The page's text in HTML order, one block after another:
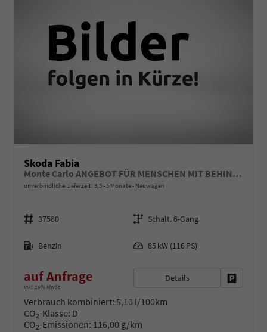
Skoda Fabia
Monte Carlo ANGEBOT FÜR MENSCHEN MIT BEHINDERUNG AB 50%! 1.0 TSI 116PS, 16" Alu, METALLIC/Dach Schwarz, Bi-LED-Scheinwerfer, Parksensoren vo/hi, Rückfahrkamera, Kessy, Climatronic, SunSet, Sport-M-Lederlenkrad beheizt, Infotainment 8", Smart Link, NSW, Sitzheizung,
unverbindliche Lieferzeit: 3,5 - 5 Monate Neuwagen
Fahrzeugnr.
37580
Getriebe
Schalt. 6-Gang
Kraftstoff
Benzin 85 kW (116 PS)
auf Anfrage
inkl. 19% MwSt.
Details
Verbrauch kombiniert: 5,10 l/100km
CO2-Klasse: D
CO2-Emissionen: 116,00 g/km